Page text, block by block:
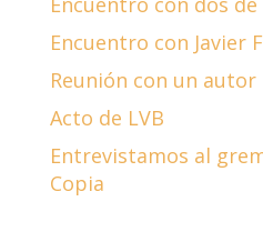
Encuentro con Javier
Reunión con un autor
Acto de LVB
Entrevistamos al
Copia